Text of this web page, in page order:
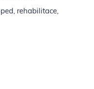
rehabilitace,